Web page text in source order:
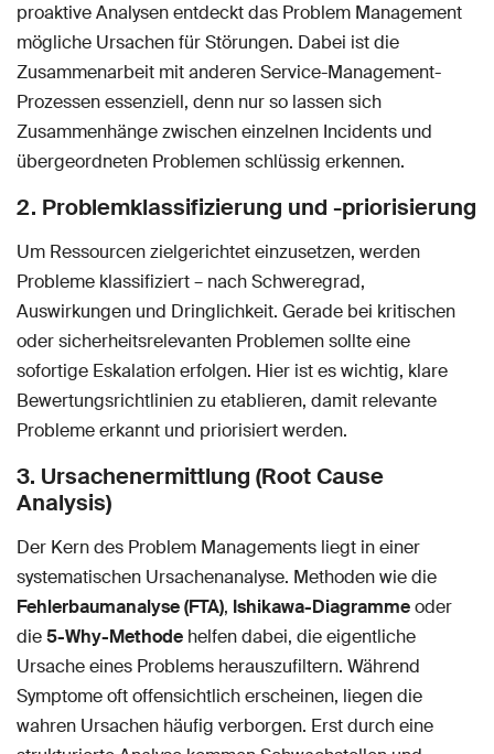
proaktive Analysen entdeckt das Problem Management
mögliche Ursachen für Störungen. Dabei ist die
Zusammenarbeit mit anderen Service-Management-
Prozessen essenziell, denn nur so lassen sich
Zusammenhänge zwischen einzelnen Incidents und
übergeordneten Problemen schlüssig erkennen.
2. Problemklassifizierung und -priorisierung
Um Ressourcen zielgerichtet einzusetzen, werden
Probleme klassifiziert – nach Schweregrad,
Auswirkungen und Dringlichkeit. Gerade bei kritischen
oder sicherheitsrelevanten Problemen sollte eine
sofortige Eskalation erfolgen. Hier ist es wichtig, klare
Bewertungsrichtlinien zu etablieren, damit relevante
Probleme erkannt und priorisiert werden.
3. Ursachenermittlung (Root Cause
Analysis)
Der Kern des Problem Managements liegt in einer
systematischen Ursachenanalyse. Methoden wie die
Fehlerbaumanalyse (FTA), Ishikawa-Diagrammeoder
die5-Why-Methode helfen dabei, die eigentliche
Ursache eines Problems herauszufiltern. Während
Symptome oft offensichtlich erscheinen, liegen die
wahren Ursachen häufig verborgen. Erst durch eine